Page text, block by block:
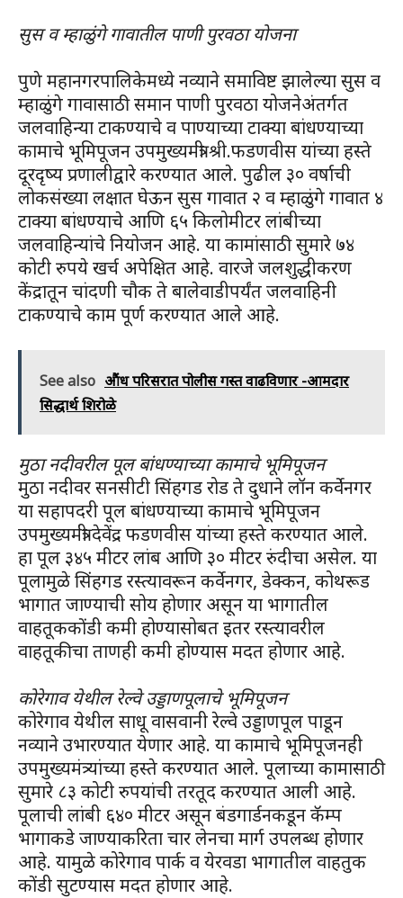
सुस व म्हाळुंगे गावातील पाणी पुरवठा योजना
पुणे महानगरपालिकेमध्ये नव्याने समाविष्ट झालेल्या सुस व
म्हाळुंगे गावासाठी समान पाणी पुरवठा योजनेअंतर्गत
जलवाहिन्या टाकण्याचे व पाण्याच्या टाक्या बांधण्याच्या
कामाचे भूमिपूजन उपमुख्यमंत्री श्री.फडणवीस यांच्या हस्ते
दूरदृष्य प्रणालीद्वारे करण्यात आले. पुढील ३० वर्षाची
लोकसंख्या लक्षात घेऊन सुस गावात २ व म्हाळुंगे गावात ४
टाक्या बांधण्याचे आणि ६५ किलोमीटर लांबीच्या
जलवाहिन्यांचे नियोजन आहे. या कामांसाठी सुमारे ७४
कोटी रुपये खर्च अपेक्षित आहे. वारजे जलशुद्धीकरण
केंद्रातून चांदणी चौक ते बालेवाडीपर्यंत जलवाहिनी
टाकण्याचे काम पूर्ण करण्यात आले आहे.
See also औंध परिसरात पोलीस गस्त वाढविणार -आमदार
सिद्धार्थ शिरोळे
मुठा नदीवरील पूल बांधण्याच्या कामाचे भूमिपूजन
मुठा नदीवर सनसीटी सिंहगड रोड ते दुधाने लॉन कर्वेनगर
या सहापदरी पूल बांधण्याच्या कामाचे भूमिपूजन
उपमुख्यमंत्री देवेंद्र फडणवीस यांच्या हस्ते करण्यात आले.
हा पूल ३४५ मीटर लांब आणि ३० मीटर रुंदीचा असेल. या
पूलामुळे सिंहगड रस्त्यावरून कर्वेनगर, डेक्कन, कोथरूड
भागात जाण्याची सोय होणार असून या भागातील
वाहतूककोंडी कमी होण्यासोबत इतर रस्त्यावरील
वाहतूकीचा ताणही कमी होण्यास मदत होणार आहे.
कोरेगाव येथील रेल्वे उड्डाणपूलाचे भूमिपूजन
कोरेगाव येथील साधू वासवानी रेल्वे उड्डाणपूल पाडून
नव्याने उभारण्यात येणार आहे. या कामाचे भूमिपूजनही
उपमुख्यमंत्र्यांच्या हस्ते करण्यात आले. पूलाच्या कामासाठी
सुमारे ८३ कोटी रुपयांची तरतूद करण्यात आली आहे.
पूलाची लांबी ६४० मीटर असून बंडगार्डनकडून कॅम्प
भागाकडे जाण्याकरिता चार लेनचा मार्ग उपलब्ध होणार
आहे. यामुळे कोरेगाव पार्क व येरवडा भागातील वाहतुक
कोंडी सुटण्यास मदत होणार आहे.